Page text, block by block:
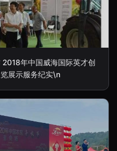
年中国威海国际英才创
展示服务纪实\n